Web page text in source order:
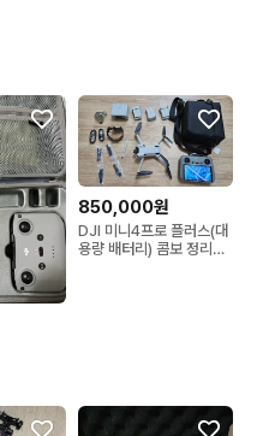
850,000원
DJI 미니4프로 플러스(대
용량 배터리) 콤보 정리합